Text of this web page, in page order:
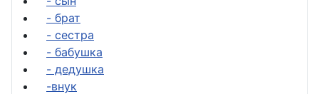
- брат
- сестра
- бабушка
- дедушка
-внук